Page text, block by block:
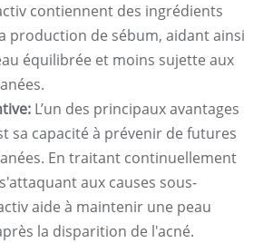
contiennent des ingrédients
production de sébum, aidant ainsi
équilibrée et moins sujette aux
L’un des principaux avantages
sa capacité à prévenir de futures
En traitant continuellement
aux causes sous-
aide à maintenir une peau
la disparition de l'acné.